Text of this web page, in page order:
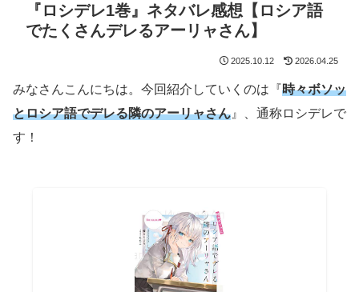
『ロシデレ1巻』ネタバレ感想【ロシア語
でたくさんデレるアーリャさん】
2025.10.12 2026.04.25
みなさんこんにちは。今回紹介していくのは『時々ボソッ
とロシア語でデレる隣のアーリャさん 』、通称ロシデレで
す！